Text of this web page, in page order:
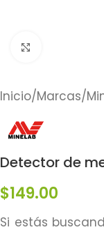
Inicio/Marcas/
Detector de
$149.00
Si estás